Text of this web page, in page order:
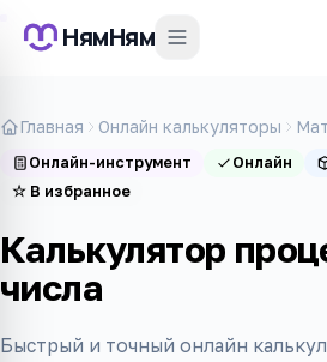
НямНям
Главная Онлайн калькуляторы
Онлайн-инструмент Онлайн
☆ В избранное
Калькулятор
числа
Быстрый и точный онлайн